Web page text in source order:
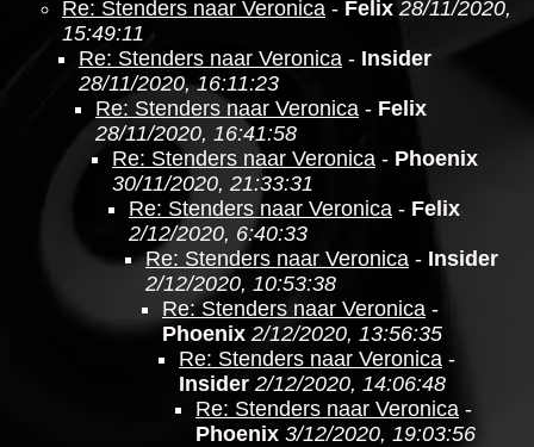
Re: Stenders naar Veronica - Felix 28/11/2020,
15:49:11
Re: Stenders naar Veronica - Insider
28/11/2020, 16:11:23
Re: Stenders naar Veronica - Felix
28/11/2020, 16:41:58
Re: Stenders naar Veronica - Phoenix
30/11/2020, 21:33:31
Re: Stenders naar Veronica - Felix
2/12/2020, 6:40:33
Re: Stenders naar Veronica - Insider
2/12/2020, 10:53:38
Re: Stenders naar Veronica -
Phoenix 2/12/2020, 13:56:35
Re: Stenders naar Veronica -
Insider 2/12/2020, 14:06:48
Re: Stenders naar Veronica -
Phoenix 3/12/2020, 19:03:56